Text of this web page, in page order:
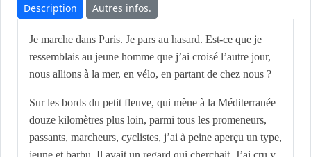
Description Autres infos.
Je marche dans Paris. Je pars au hasard. Est-ce que je
ressemblais au jeune homme que j’ai croisé l’autre jour,
nous allions à la mer, en vélo, en partant de chez nous ?
Sur les bords du petit fleuve, qui mène à la Méditerranée
douze kilomètres plus loin, parmi tous les promeneurs,
passants, marcheurs, cyclistes, j’ai à peine aperçu un type,
jeune et barbu. Il avait un regard qui cherchait. J’ai cru y